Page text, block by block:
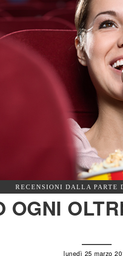
RECENSIONI DALLA PARTE
OGNI
lunedì 25 marzo